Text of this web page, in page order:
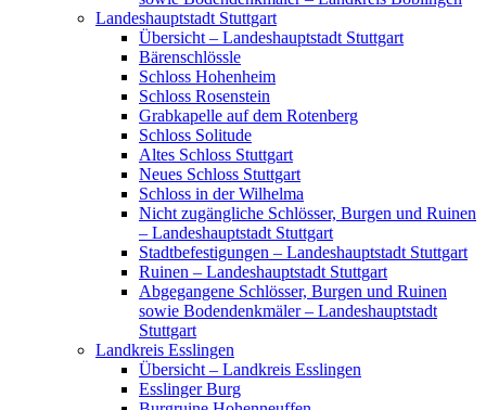
Landeshauptstadt Stuttgart
Übersicht – Landeshauptstadt Stuttgart
Bärenschlössle
Schloss Hohenheim
Schloss Rosenstein
Grabkapelle auf dem Rotenberg
Schloss Solitude
Altes Schloss Stuttgart
Neues Schloss Stuttgart
Schloss in der Wilhelma
Nicht zugängliche Schlösser, Burgen und Ruinen
– Landeshauptstadt Stuttgart
Stadtbefestigungen – Landeshauptstadt Stuttgart
Ruinen – Landeshauptstadt Stuttgart
Abgegangene Schlösser, Burgen und Ruinen
sowie Bodendenkmäler – Landeshauptstadt
Stuttgart
Landkreis Esslingen
Übersicht – Landkreis Esslingen
Esslinger Burg